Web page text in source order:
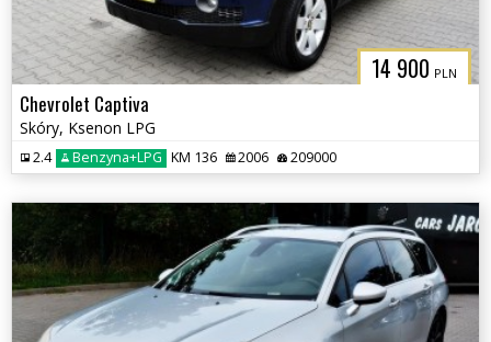
14 900 PLN
Chevrolet Captiva
Skóry, Ksenon LPG
2.4 Benzyna+LPG KM 136 2006 209000